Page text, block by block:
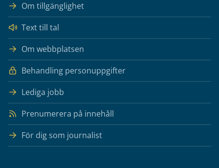
Om tillgänglighet
Text till tal
Om webbplatsen
Behandling personuppgifter
Lediga jobb
Prenumerera på innehåll
För dig som journalist